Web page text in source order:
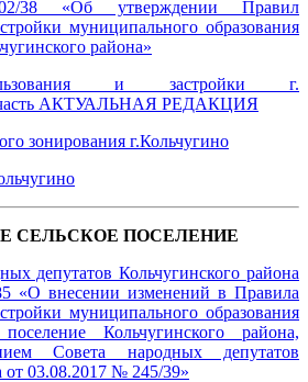
«Об утверждении Правил
муниципального образования
района»
и застройки г.
часть АКТУАЛЬНАЯ РЕДАКЦИЯ
зонирования г.Кольчугино
СЕЛЬСКОЕ ПОСЕЛЕНИЕ
депутатов Кольчугинского района
«О внесении изменений в Правила
муниципального образования
Кольчугинского района,
Совета народных депутатов
от 03.08.2017 № 245/39»